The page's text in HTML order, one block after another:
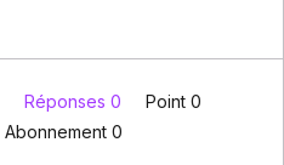
Réponses 0
Point 0
Abonnement 0